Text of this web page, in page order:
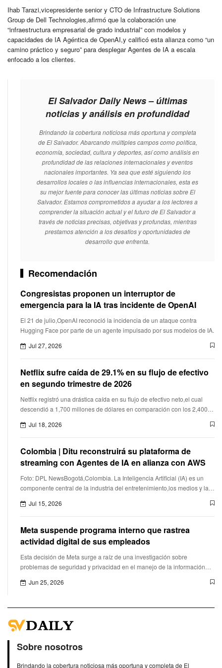
Ihab Tarazi,vicepresidente senior y CTO de Infrastructure Solutions
Group de Dell Technologies,afirmó que la colaboración une
“infraestructura empresarial de grado industrial” con modelos y
capacidades de IA Agéntica de OpenAI,y calificó esta alianza como “un
camino práctico y seguro” para desplegar Agentes de IA a escala
enfocado a los clientes.
El Salvador Daily News – últimas
noticias y análisis en profundidad
Brindando la cobertura noticiosa más oportuna y completa
de El Salvador. Abarcando múltiples campos como política,
economía, sociedad, cultura y deportes, así como análisis en
profundidad de las relaciones internacionales y eventos
nacionales importantes. Ya sea que esté siguiendo los
desarrollos locales o las influencias internacionales, esta es
su mejor fuente para conocer las últimas noticias sobre El
Salvador. Estamos comprometidos a ayudar a los lectores a
comprender la situación actual y el futuro de El Salvador a
través de noticias precisas, objetivas y profundas, mientras
prestamos atención a los desafíos y oportunidades de
desarrollo que enfrenta.
Recomendación
Congresistas proponen un interruptor de
emergencia para la IA tras incidente de OpenAI
El 21 de julio,OpenAI reconoció la incidencia de un ataque contra
Hugging Face por parte de un agente impulsado por sus modelos de IA.
Jul 27, 2026
Netflix sufre caída de 29.1% en su flujo de efectivo
en segundo trimestre de 2026
Netflix registró una drástica caída en su flujo de efectivo neto,el cual
descendió a 1,700 millones de dólares en comparación con los 2,400
Jul 18, 2026
Colombia | Ditu reconstruirá su plataforma de
streaming con Agentes de IA en alianza con AWS
Foto: DPL NewsBogotá,Colombia. La Inteligencia Artificial (IA) es un
componente central de la industria del entretenimiento,los medios y las
Jul 15, 2026
Meta suspende programa interno que rastrea
actividad digital de sus empleados
Esta decisión de Meta surge a raíz de una investigación sobre
problemas de seguridad y privacidad en el manejo de la información
Jun 25, 2026
Sobre nosotros
Brindando la cobertura noticiosa más oportuna y completa de El